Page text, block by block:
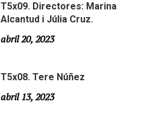
T5x09. Directores: Marina
Alcantud i Júlia Cruz.
abril 20, 2023
T5x08. Tere Núñez
abril 13, 2023
Temporada 4
Email: